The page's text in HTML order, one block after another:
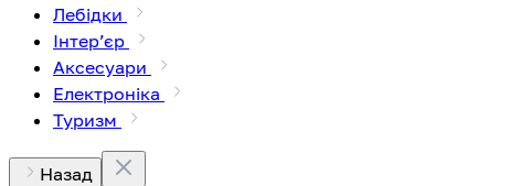
Лебідки
Інтерʼєр
Аксесуари
Електроніка
Туризм
Назад